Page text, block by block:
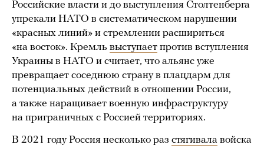
Российские власти и до выступления Столтенберга
упрекали НАТО в систематическом нарушении
«красных линий» и стремлении расшириться
«на восток». Кремль выступает против вступления
Украины в НАТО и считает, что альянс уже
превращает соседнюю страну в плацдарм для
потенциальных действий в отношении России,
а также наращивает военную инфраструктуру
на приграничных с Россией территориях.
В 2021 году Россия несколько раз стягивала войска